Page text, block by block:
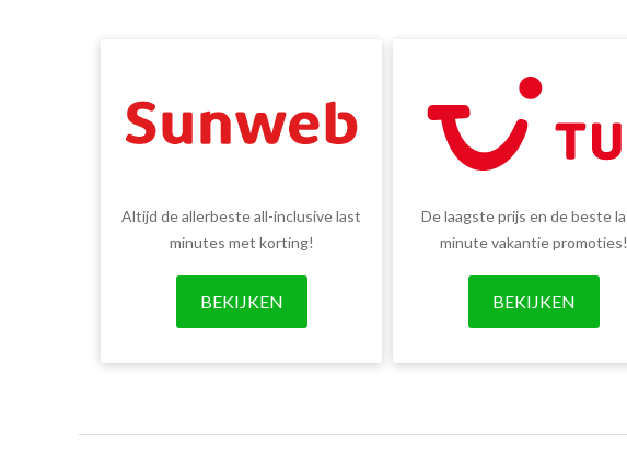
Altijd de allerbeste all-inclusive last
minutes met korting!
BEKIJKEN
De laagste prijs en de beste
minute vakantie promoties!
BEKIJKEN